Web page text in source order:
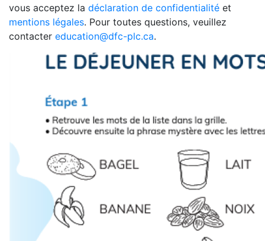
vous acceptez la déclaration de confidentialité et
mentions légales. Pour toutes questions, veuillez
contacter education@dfc-plc.ca.